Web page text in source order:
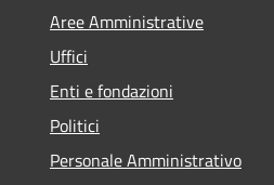
Aree Amministrative
Uffici
Enti e fondazioni
Politici
Personale Amministrativo